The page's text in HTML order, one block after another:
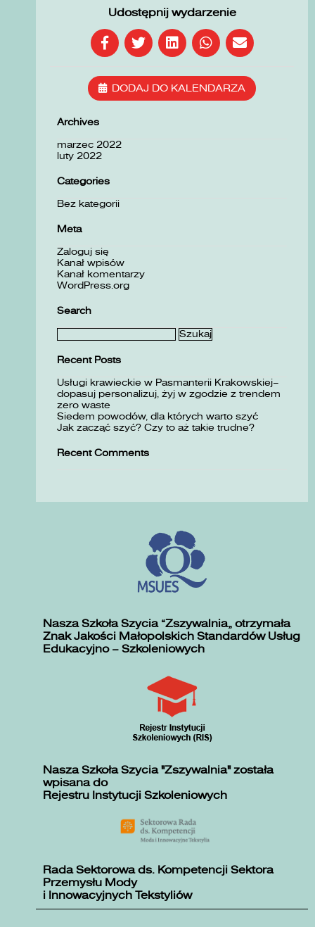
Udostępnij wydarzenie
DODAJ DO KALENDARZA
Archives
marzec 2022
luty 2022
Categories
Bez kategorii
Meta
Zaloguj się
Kanał wpisów
Kanał komentarzy
WordPress.org
Search
Szukaj:
Recent Posts
Usługi krawieckie w Pasmanterii Krakowskiej–
dopasuj personalizuj, żyj w zgodzie z trendem
zero waste
Siedem powodów, dla których warto szyć
Jak zacząć szyć? Czy to aż takie trudne?
Recent Comments
Nasza Szkoła Szycia „Zszywalnia” otrzymała
Znak Jakości Małopolskich Standardów Usług
Edukacyjno – Szkoleniowych
Nasza Szkoła Szycia "Zszywalnia" została
wpisana do
Rejestru Instytucji Szkoleniowych
Rada Sektorowa ds. Kompetencji Sektora
Przemysłu Mody
i Innowacyjnych Tekstyliów